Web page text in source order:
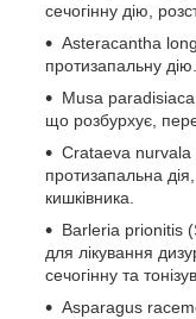
сечогінну дію,
Asteracantha
протизапальну дію.
Musa
що розбурхує,
Crataeva nurvala
протизапальна
кишківника.
Barleria prionitis
для лікування
сечогінну та
Asparagus